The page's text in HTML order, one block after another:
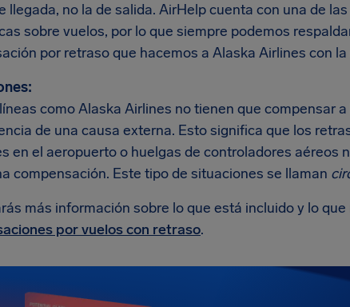
llegada, no la de salida. AirHelp cuenta con una de
sobre vuelos, por lo que siempre podemos
por retraso que hacemos a Alaska Airlines con
como Alaska Airlines no tienen que compensar
de una causa externa. Esto significa que los
en el aeropuerto o huelgas de controladores aéreos
compensación. Este tipo de situaciones se llaman
más información sobre lo que está incluido y lo
por vuelos con retraso.